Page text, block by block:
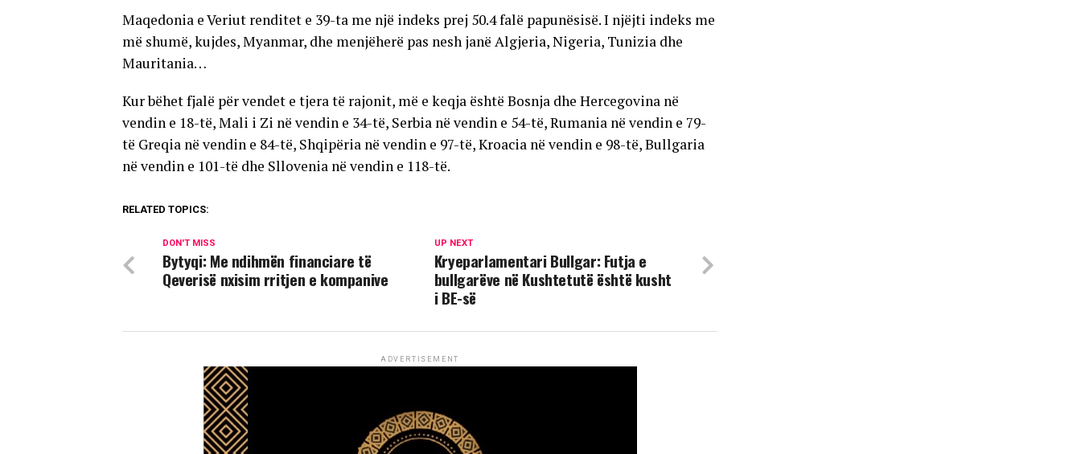
Maqedonia e Veriut renditet e 39-ta me një indeks prej 50.4 falë papunësisë. I njëjti indeks me
më shumë, kujdes, Myanmar, dhe menjëherë pas nesh janë Algjeria, Nigeria, Tunizia dhe
Mauritania…
Kur bëhet fjalë për vendet e tjera të rajonit, më e keqja është Bosnja dhe Hercegovina në
vendin e 18-të, Mali i Zi në vendin e 34-të, Serbia në vendin e 54-të, Rumania në vendin e 79-
të Greqia në vendin e 84-të, Shqipëria në vendin e 97-të, Kroacia në vendin e 98-të, Bullgaria
në vendin e 101-të dhe Sllovenia në vendin e 118-të.
RELATED TOPICS:
UP NEXT
Kryeparlamentari Bullgar: Futja e
bullgarëve në Kushtetutë është kusht
i BE-së
DON'T MISS
Bytyqi: Me ndihmën financiare të
Qeverisë nxisim rritjen e kompanive
ADVERTISEMENT